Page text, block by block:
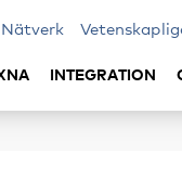
Nätverk
INTEGRATION